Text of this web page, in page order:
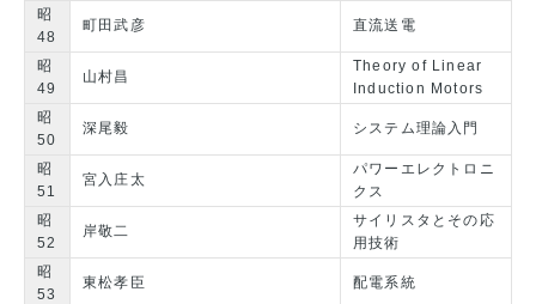
昭
48
町田武彦 直流送電
昭
49
山村昌
Theory of Linear
Induction Motors
昭
50
深尾毅 システム理論入門
昭
51
宮入庄太
パワーエレクトロニ
クス
昭
52
岸敬二
サイリスタとその応
用技術
昭
53
東松孝臣 配電系統